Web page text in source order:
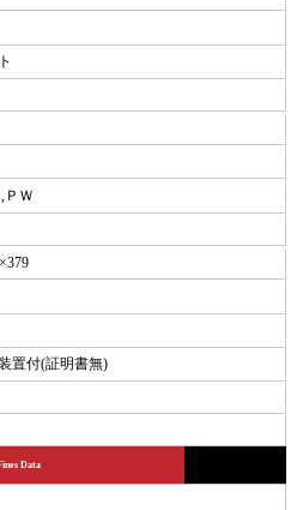
ＰＷ
置付(証明書無)
Data